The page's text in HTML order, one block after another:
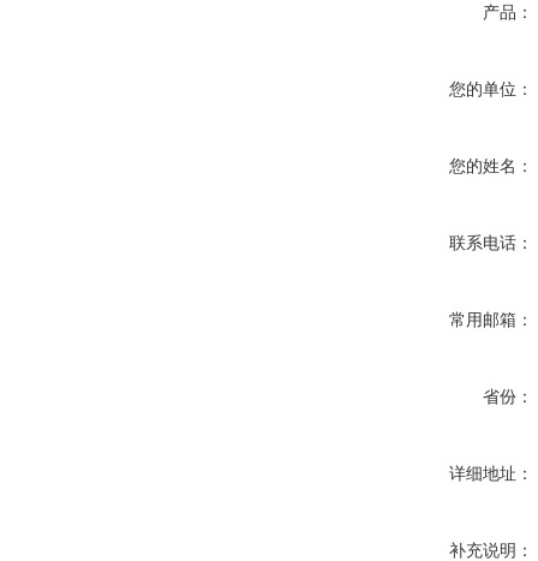
产品：
您的单位：
您的姓名：
联系电话：
常用邮箱：
省份：
详细地址：
补充说明：